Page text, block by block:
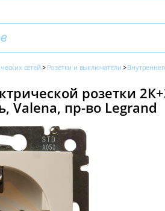
сетей Розетки и выключатели
розетки
Valena, пр-во Legrand